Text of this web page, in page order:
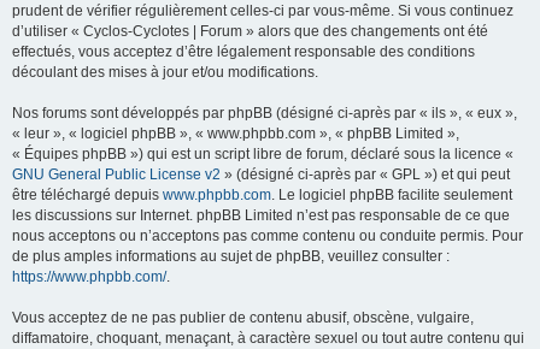
e
prudent de vérifier régulièrement celles-ci par vous-même. Si vous continuez
d’utiliser « Cyclos-Cyclotes | Forum » alors que des changements ont été
effectués, vous acceptez d’être légalement responsable des conditions
découlant des mises à jour et/ou modifications.
Nos forums sont développés par phpBB (désigné ci-après par « ils », « eux »,
« leur », « logiciel phpBB », « www.phpbb.com », « phpBB Limited »,
« Équipes phpBB ») qui est un script libre de forum, déclaré sous la licence «
GNU General Public License v2 » (désigné ci-après par « GPL ») et qui peut
être téléchargé depuis www.phpbb.com. Le logiciel phpBB facilite seulement
les discussions sur Internet. phpBB Limited n’est pas responsable de ce que
nous acceptons ou n’acceptons pas comme contenu ou conduite permis. Pour
de plus amples informations au sujet de phpBB, veuillez consulter :
https://www.phpbb.com/.
Vous acceptez de ne pas publier de contenu abusif, obscène, vulgaire,
diffamatoire, choquant, menaçant, à caractère sexuel ou tout autre contenu qui